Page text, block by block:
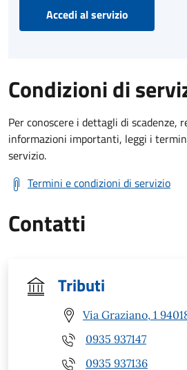
Accedi al servizio
Condizioni di
Per conoscere i dettagli di scadenze,
informazioni importanti, leggi i
servizio.
Termini e condizioni di servizio
Contatti
Tributi
Via Graziano, 1
0935 937147
0935 937136